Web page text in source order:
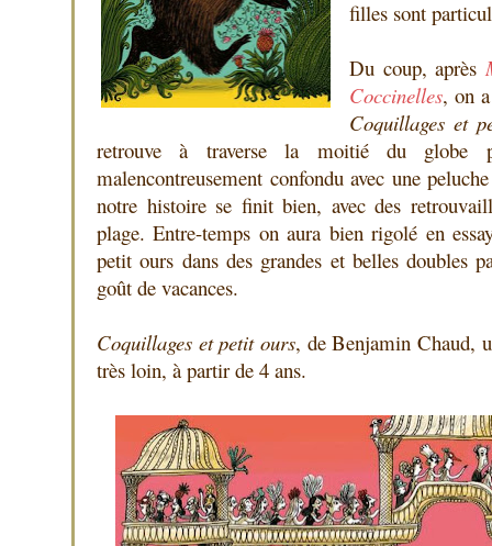
filles sont
Du coup, après
Coccinelles, on
Coquillages et
retrouve à traverse la moitié du globe
malencontreusement confondu avec une
notre histoire se finit bien, avec des
plage. Entre-temps on aura bien rigolé en
petit ours dans des grandes et belles doubles
goût de vacances.
Coquillages et petit ours, de Benjamin Chaud,
très loin, à partir de 4 ans.